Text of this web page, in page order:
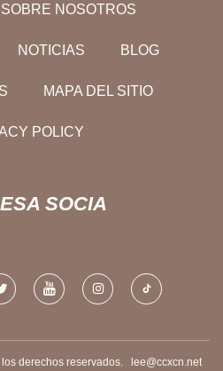
SOBRE NOSOTROS
NOTICIAS BLOG
MAPA DEL SITIO
POLICY
SOCIA
derechos reservados. lee@ccxcn.net